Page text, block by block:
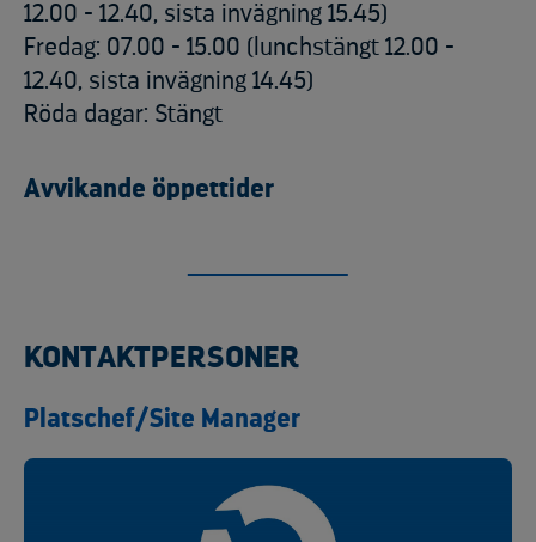
12.00 - 12.40, sista invägning 15.45)
Fredag: 07.00 - 15.00 (lunchstängt 12.00 -
12.40, sista invägning 14.45)
Röda dagar: Stängt
Avvikande öppettider
KONTAKTPERSONER
Platschef/Site Manager